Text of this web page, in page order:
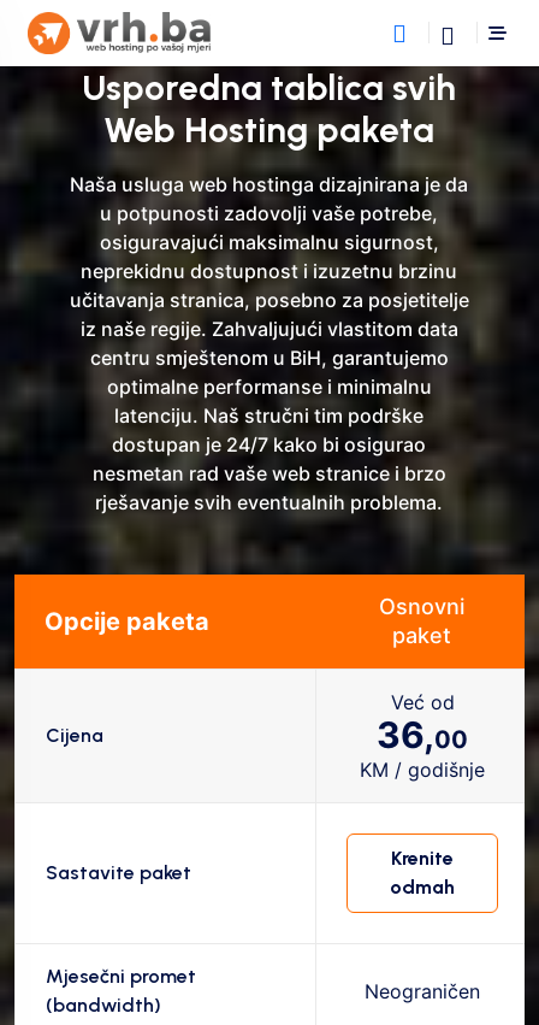
Usporedna tablica svih
Web Hosting paketa
Naša usluga web hostinga dizajnirana je da
u potpunosti zadovolji vaše potrebe,
osiguravajući maksimalnu sigurnost,
neprekidnu dostupnost i izuzetnu brzinu
učitavanja stranica, posebno za posjetitelje
iz naše regije. Zahvaljujući vlastitom data
centru smještenom u BiH, garantujemo
optimalne performanse i minimalnu
latenciju. Naš stručni tim podrške
dostupan je 24/7 kako bi osigurao
nesmetan rad vaše web stranice i brzo
rješavanje svih eventualnih problema.
Opcije paketa
Osnovni
paket
Cijena
Već od
36,00
KM / godišnje
Sastavite paket
Krenite
odmah
Mjesečni promet
(bandwidth)
Neograničen